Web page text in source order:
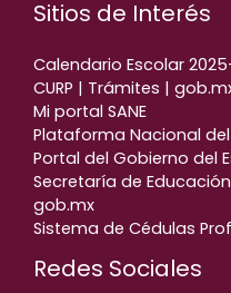
Sitios de Interés
Calendario Escolar
CURP | Trámites |
Mi portal SANE
Plataforma Nacional del
Portal del Gobierno del
Secretaría de
gob.mx
Sistema de Cédulas
Redes Sociales